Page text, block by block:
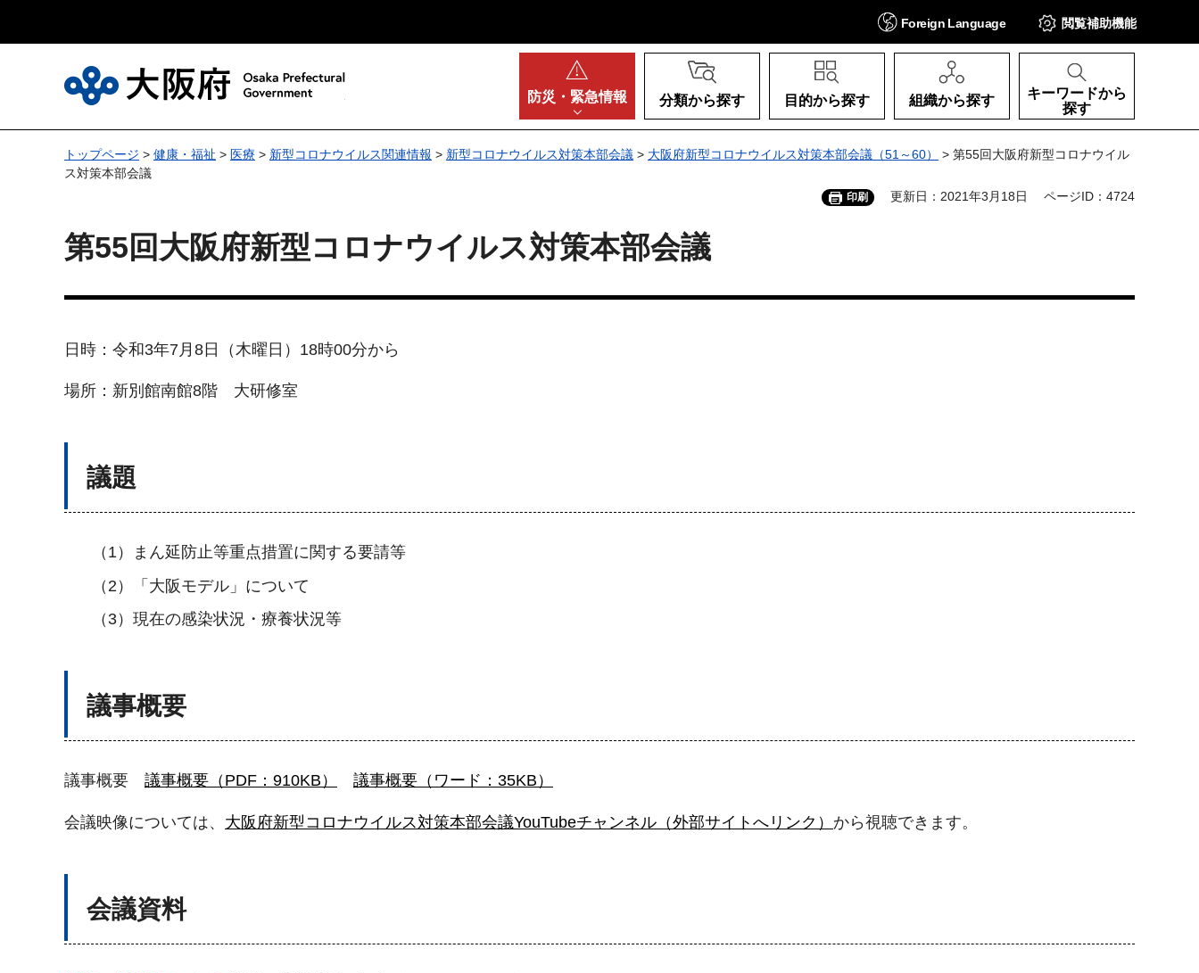
Foreign Language 閲覧補助機能
防災・ 緊急情報 分類から探す 目的から探す 組織から探す
キーワードから
探す
トップページ > 健康・福祉 > 医療 > 新型コロナウイルス関連情報 > 新型コロナウイルス対策本部会議 > 大阪府新型コロナウイルス対策本部会議（51～60）
> 第55回大阪府新型コロナウイル
ス対策本部会議
印刷 更新日：2021年3月18日 ページID：4724
第55回大阪府新型コロナウイルス対策本部会議
日時：令和3年7月8日（木曜日）18時00分から
場所：新別館南館8階 大研修室
議題
（1）まん延防止等重点措置に関する要請等
（2）「大阪モデル」について
（3）現在の感染状況・療養状況等
議事概要
議事概要 議事概要（PDF：910KB） 議事概要（ワード：35KB）
会議映像については、 大阪府新型コロナウイルス対策本部会議YouTubeチャンネル（外部サイトへリンク） から視聴できます。
会議資料